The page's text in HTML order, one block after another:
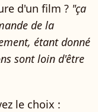
d'un film ? "ça
de la
étant donné
sont loin d'être
le choix :